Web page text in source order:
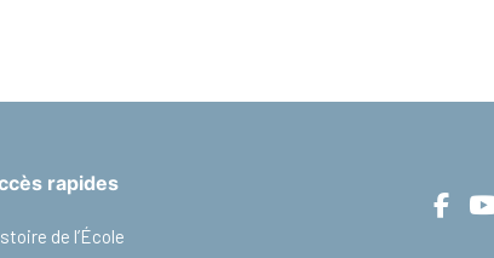
rapides
de l’École